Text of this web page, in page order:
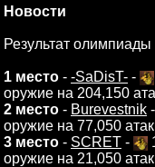
Новости
Результат олимпиады
1 место - -SaDisT- -
оружие на 204,150
2 место - Burevestnik -
оружие на 77,050
3 место - SCRET -
оружие на 21,050